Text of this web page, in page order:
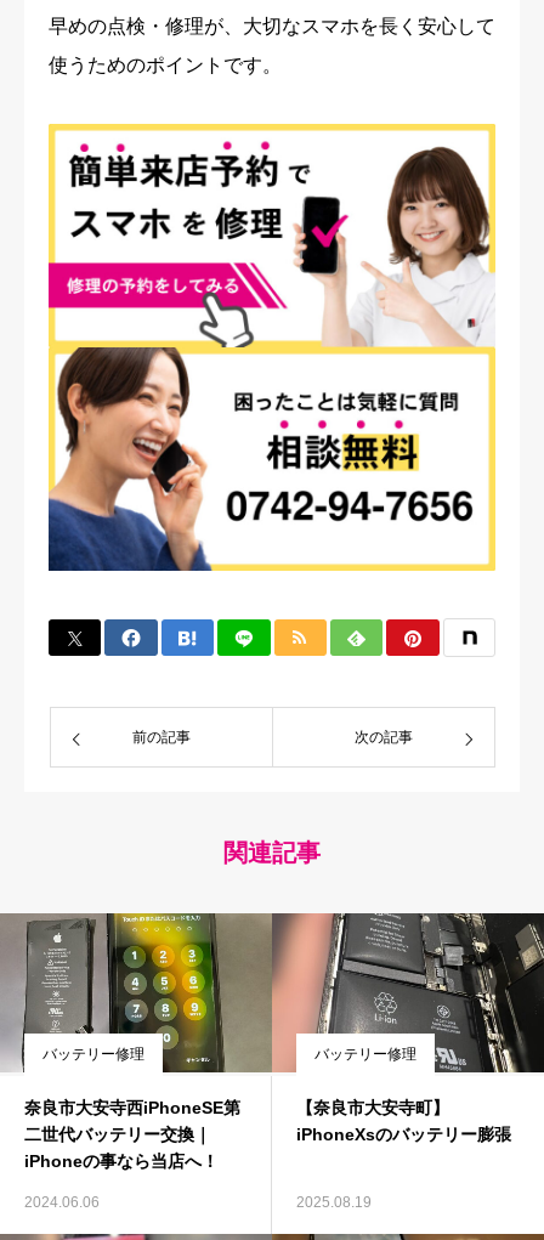
早めの点検・修理が、大切なスマホを長く安心して
使うためのポイントです。
前の記事 次の記事
関連記事
バッテリー修理
奈良市大安寺西iPhoneSE第
二世代バッテリー交換｜
iPhoneの事なら当店へ！
2024.06.06
バッテリー修理
【奈良市大安寺町】
iPhoneXsのバッテリー膨張
2025.08.19